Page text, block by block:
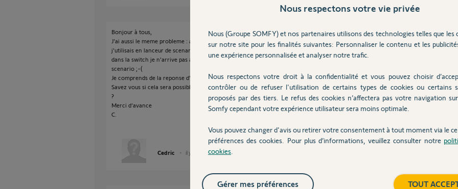
Bonjour à tous,
J'ai aussi le meme probleme : avec ma Tahoma V2, j'avais une commande SMOOVE que
j'utilisais en lanceur de scenario, pour ouvrir plusieurs volets en meme temps ...
dans la switch je n'arrive pas a trouver cette option d'installer une SMOOVE en lanceur de
scenario ;-(
Je comprends de la reponse d'André que ce n'est pas encore possible, c'est bien ca ?
Savez vous si cela sera possible dans une prochaine mis à jour ? avez vous une idée du délai
?
Merci d'avance
C.
Cedric il y a environ 5 ans
Nous respectons votre vie privée
Nous (Groupe SOMFY) et nos partenaires utilisons des technologies telles que les
sur notre site pour les finalités suivantes: Personnaliser le contenu et les
une expérience personnalisée et analyser notre trafic.
Nous respectons votre droit à la confidentialité et vous pouvez choisir
contrôler ou de refuser l'utilisation de certains types de cookies ou certains
proposés par des tiers. Le refus des cookies n’affectera pas votre navigation
Somfy cependant votre expérience utilisateur sera moins optimale.
Vous pouvez changer d'avis ou retirer votre consentement à tout moment via le
préférences des cookies. Pour plus d’informations, veuillez consulter notre
cookies
TOUT
Gérer mes préférences